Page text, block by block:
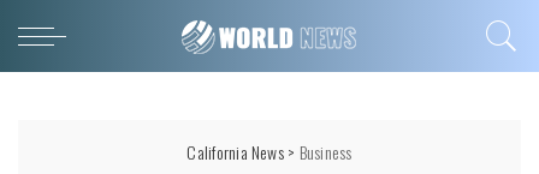
California News> Business